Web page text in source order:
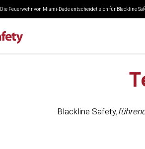
Die Feuerwehr von Miami-Dade entscheidet sich für Blackline
Blackline Safety,